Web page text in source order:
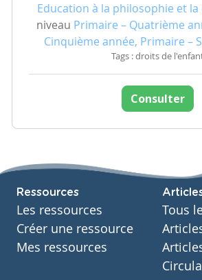
Education à la philosophie et
niveau Primaire – Quatrième
Cinquième année, Primaire –
Tags : droits de
Consulter
Ressources
Les ressources
Créer une ressource
Mes ressources
Tous